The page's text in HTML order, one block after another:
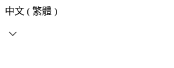
中文 ( 繁體 )